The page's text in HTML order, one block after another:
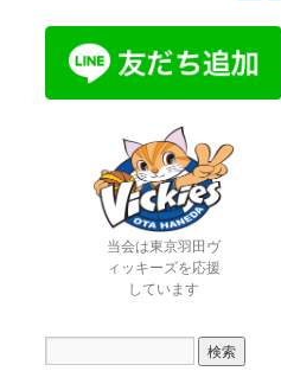
当会は東京羽田ヴ
ィッキーズを応援
しています